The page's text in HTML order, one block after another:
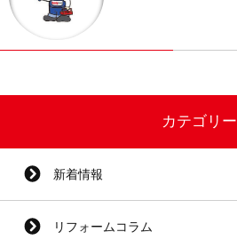
カテゴリー
新着情報
リフォームコラム